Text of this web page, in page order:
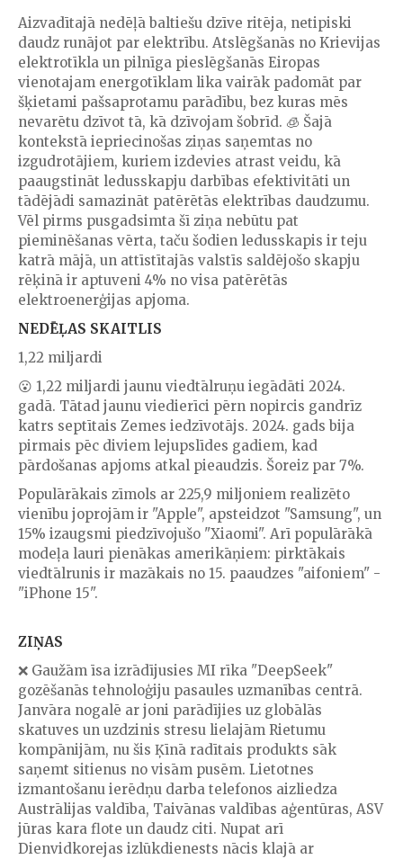
Aizvadītajā nedēļā baltiešu dzīve ritēja, netipiski
daudz runājot par elektrību. Atslēgšanās no Krievijas
elektrotīkla un pilnīga pieslēgšanās Eiropas
vienotajam energotīklam lika vairāk padomāt par
šķietami pašsaprotamu parādību, bez kuras mēs
nevarētu dzīvot tā, kā dzīvojam šobrīd. 🧊 Šajā
kontekstā iepriecinošas ziņas saņemtas no
izgudrotājiem, kuriem izdevies atrast veidu, kā
paaugstināt ledusskapju darbības efektivitāti un
tādējādi samazināt patērētās elektrības daudzumu.
Vēl pirms pusgadsimta šī ziņa nebūtu pat
pieminēšanas vērta, taču šodien ledusskapis ir teju
katrā mājā, un attīstītajās valstīs saldējošo skapju
rēķinā ir aptuveni 4% no visa patērētās
elektroenerģijas apjoma.
NEDĒĻAS SKAITLIS
1,22 miljardi
​😮 1,22 miljardi jaunu viedtālruņu iegādāti 2024.
gadā. Tātad jaunu viedierīci pērn nopircis gandrīz
katrs septītais Zemes iedzīvotājs. 2024. gads bija
pirmais pēc diviem lejupslīdes gadiem, kad
pārdošanas apjoms atkal pieaudzis. Šoreiz par 7%.
Populārākais zīmols ar 225,9 miljoniem realizēto
vienību joprojām ir "Apple", apsteidzot "Samsung", un
15% izaugsmi piedzīvojušo "Xiaomi". Arī populārākā
modeļa lauri pienākas amerikāņiem: pirktākais
viedtālrunis ir mazākais no 15. paaudzes "aifoniem" -
"iPhone 15".
ZIŅAS
❌ Gaužām īsa izrādījusies MI rīka "DeepSeek"
gozēšanās tehnoloģiju pasaules uzmanības centrā.
Janvāra nogalē ar joni parādījies uz globālās
skatuves un uzdzinis stresu lielajām Rietumu
kompānijām, nu šis Ķīnā radītais produkts sāk
saņemt sitienus no visām pusēm. Lietotnes
izmantošanu ierēdņu darba telefonos aizliedza
Austrālijas valdība, Taivānas valdības aģentūras, ASV
jūras kara flote un daudz citi. Nupat arī
Dienvidkorejas izlūkdienests nācis klajā ar